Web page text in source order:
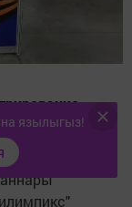
язылыгыз!